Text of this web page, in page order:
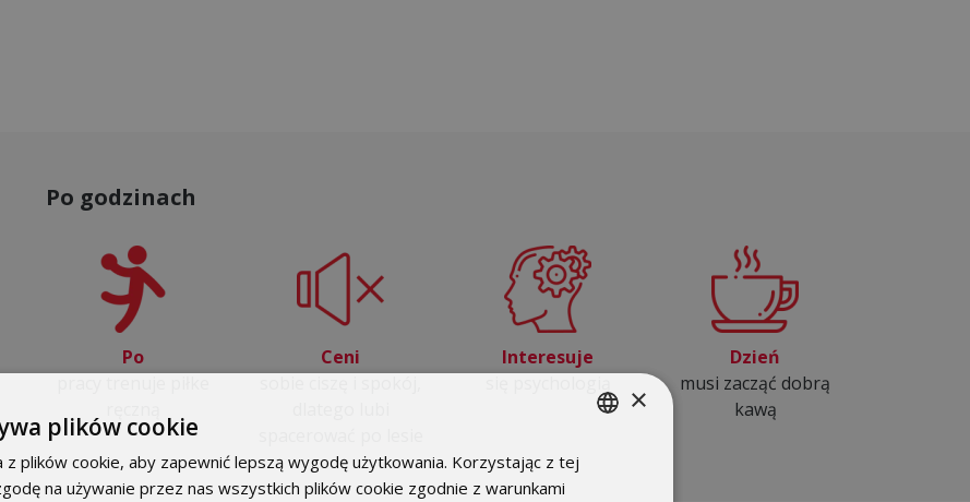
INFORMACJE
Po godzinach
Po
Ceni
Interesuje
Dzień
musi zacząć dobrą
kawą
×
plików cookie
plików cookie, aby zapewnić lepszą wygodę użytkowania. Korzystając z tej
na używanie przez nas wszystkich plików cookie zgodnie z warunkami